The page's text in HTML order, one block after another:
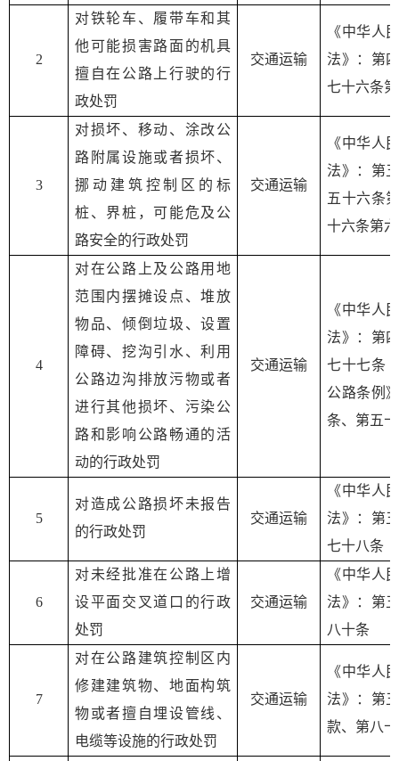
2
对铁轮车、履带车和其
他可能损害路面的机具
擅自在公路上行驶的行
政处罚
交通运输
《中华人
法》：第
七十六条
3
对损坏、移动、涂改公
路附属设施或者损坏、
挪动建筑控制区的标
桩、界桩，可能危及公
路安全的行政处罚
交通运输
《中华人
法》：第
五十六条
十六条第
4
对在公路上及公路用地
范围内摆摊设点、堆放
物品、倾倒垃圾、设置
障碍、挖沟引水、利用
公路边沟排放污物或者
进行其他损坏、污染公
路和影响公路畅通的活
动的行政处罚
交通运输
《中华人
法》：第
七十七条
公路条例
条、第五
5
对造成公路损坏未报告
的行政处罚
交通运输
《中华人
法》：第
七十八条
6
对未经批准在公路上增
设平面交叉道口的行政
处罚
交通运输
《中华人
法》：第
八十条
7
对在公路建筑控制区内
修建建筑物、地面构筑
物或者擅自埋设管线、
电缆等设施的行政处罚
交通运输
《中华人
法》：第
款、第八